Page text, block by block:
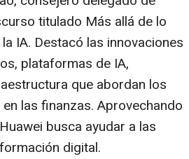
titulado Más allá de lo
IA. Destacó las innovaciones
plataformas de IA,
que abordan los
las finanzas. Aprovechando
busca ayudar a las
digital.